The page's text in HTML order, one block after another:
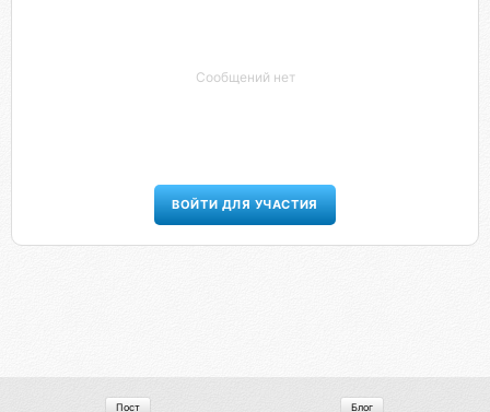
Сообщений нет
ВОЙТИ ДЛЯ УЧАСТИЯ
Пост Блог